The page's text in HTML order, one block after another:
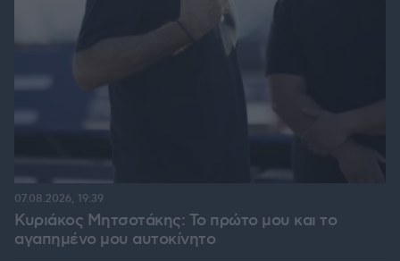
Κυριάκος Μητσοτάκης: Το πρώτο μου και το
αγαπημένο μου αυτοκίνητο
07.08.2026, 19:39